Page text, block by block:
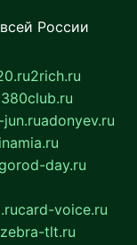
России
2rich.ru
adonyev.ru
day.ru
card-voice.ru
zebra-tlt.ru